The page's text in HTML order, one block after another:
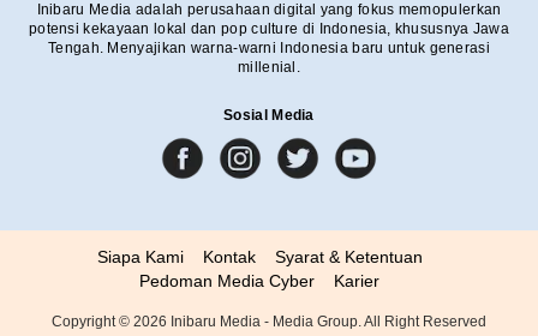
Inibaru Media adalah perusahaan digital yang fokus memopulerkan
potensi kekayaan lokal dan pop culture di Indonesia, khususnya Jawa
Tengah. Menyajikan warna-warni Indonesia baru untuk generasi
millenial.
Sosial Media
Siapa Kami Kontak
Syarat & Ketentuan
Pedoman Media Cyber
Karier
Copyright © 2026 Inibaru Media - Media Group. All Right Reserved